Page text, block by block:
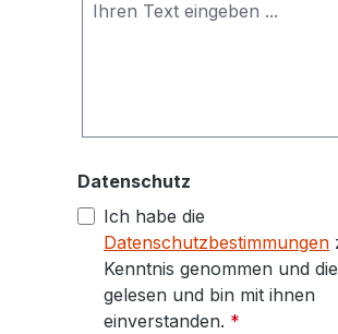
Datenschutz
Ich habe die
Datenschutzbestimmungen
Kenntnis genommen und die
gelesen und bin mit ihnen
einverstanden. *